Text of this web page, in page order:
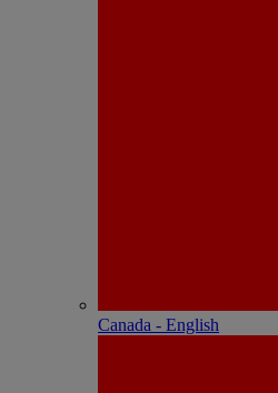
Canada - English